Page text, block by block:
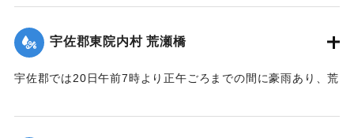
業中の朝鮮人は万が一を恐れて従業を拒んでいる。
【出典：大分新聞 大正12年6月22日 朝刊4面】
｜固有コード: 00275050
宇佐郡東院内村 荒瀬橋
宇佐郡では20日午前7時より正午ごろまでの間に豪雨あり、荒
壊。橋梁が2箇所流失した。